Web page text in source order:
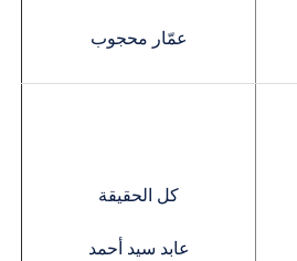
عمّار محجوب
كل الحقيقة
عابد سيد أحمد